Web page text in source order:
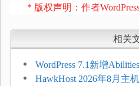
* 版权声明：作者
相关
WordPress 7.1新增
持REST API、MCP与AI
HawkHost 2026年8月主